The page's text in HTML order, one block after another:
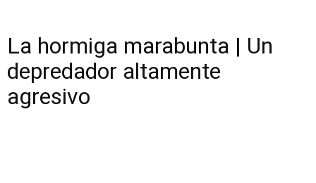
La hormiga marabunta | Un
depredador altamente
agresivo